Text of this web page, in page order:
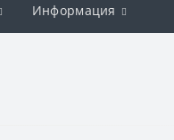
Информация